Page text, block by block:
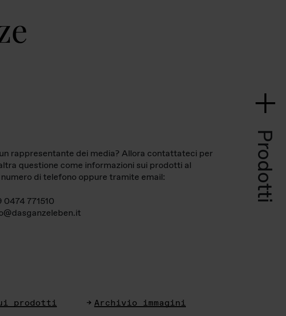
z
Prodotti
rappresentante dei media? Allora contattateci per
questione come informazioni sui prodotti al
di telefono oppure tramite email:
771510
prodotti Archivio immagini